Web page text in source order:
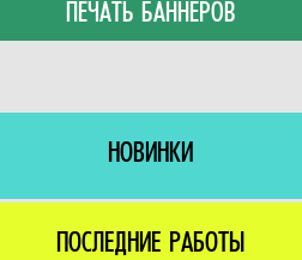
ПЕЧАТЬ БАННЕРОВ
НОВИНКИ
ПОСЛЕДНИЕ РАБОТЫ